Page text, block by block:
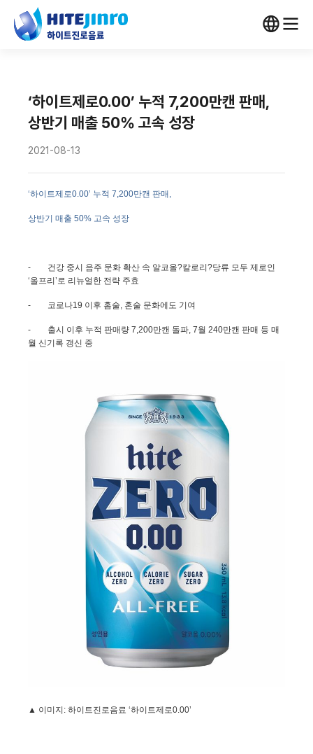
‘하이트제로0.00’ 누적 7,200만캔 판매,
상반기 매출 50% 고속 성장
2021-08-13
‘하이트제로0.00’ 누적 7,200만캔 판매 ,
상반기 매출 50% 고속 성장
-
건강 중시 음주 문화 확산 속 알코올?칼로리?당류 모두 제로인
‘올프리’로 리뉴얼한 전략 주효
- 코로나19 이후 홈술, 혼술 문화에도 기여
- 출시 이후 누적 판매량 7,200만캔 돌파, 7월 240만캔 판매 등 매
월 신기록 갱신 중
▲ 이미지: 하이트진로음료 ‘하이트제로0.00’